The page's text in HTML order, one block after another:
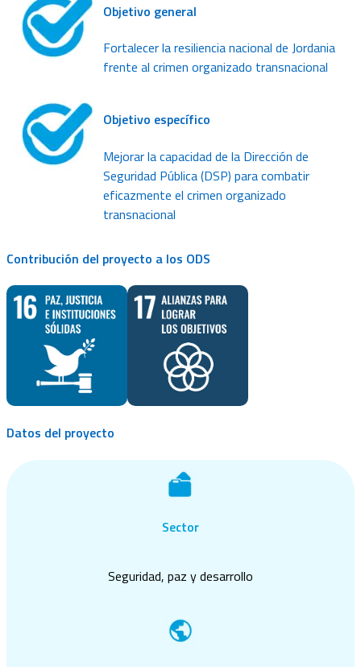
Objetivo general
Fortalecer la resiliencia nacional de Jordania
frente al crimen organizado transnacional
Objetivo específico
Mejorar la capacidad de la Dirección de
Seguridad Pública (DSP) para combatir
eficazmente el crimen organizado
transnacional
Contribución del proyecto a los ODS
Datos del proyecto
Sector
Seguridad, paz y desarrollo